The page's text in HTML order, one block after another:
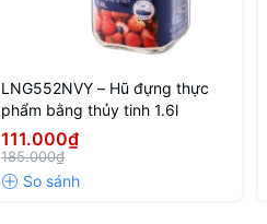
LNG552NVY – Hũ đựng thực
phẩm bằng thủy tinh 1.6l
111.000₫
185.000₫